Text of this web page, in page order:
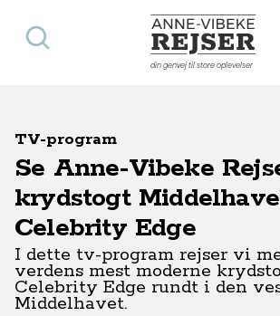
Anne-Vibeke Rejser
din genvej til store oplevelser
Søg
TV-program
Se Anne-Vibeke
krydstogt
Celebrity Edge
I dette tv-program rejser vi
verdens mest moderne
Celebrity Edge rundt i den
Middelhavet.